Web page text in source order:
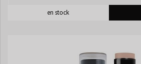
en stock